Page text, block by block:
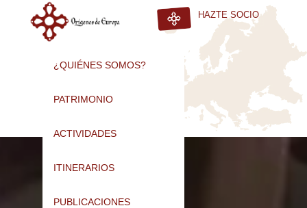
HAZTE SOCIO
¿QUIÉNES SOMOS?
PATRIMONIO
ACTIVIDADES
ITINERARIOS
PUBLICACIONES